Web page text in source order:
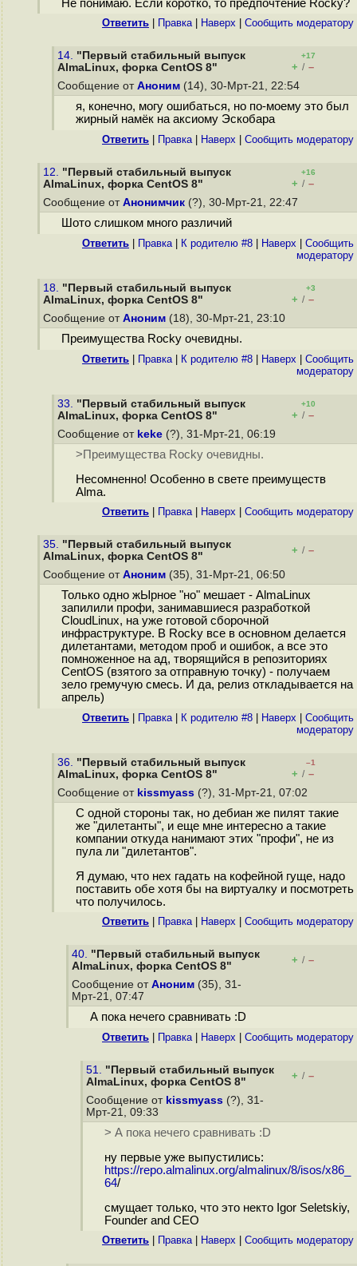
Не понимаю. Если коротко, то предпочтение Rocky?
Ответить Правка| Наверх Cообщить модератору
14. "Первый стабильный выпуск
AlmaLinux, форка CentOS 8"
+17
+ / –
Сообщение от Аноним (14), 30-Мрт-21, 22:54
я, конечно, могу ошибаться, но по-моему это был
жирный намёк на аксиому Эскобара
Ответить Правка| Наверх Cообщить модератору
12. "Первый стабильный выпуск
AlmaLinux, форка CentOS 8"
+16
+ / –
Сообщение от Анонимчик (?), 30-Мрт-21, 22:47
Шото слишком много различий
Ответить Правка| К родителю #8 Наверх
Cообщить
модератору
18. "Первый стабильный выпуск
AlmaLinux, форка CentOS 8"
+3
+ / –
Сообщение от Аноним (18), 30-Мрт-21, 23:10
Преимущества Rocky очевидны.
Ответить Правка| К родителю #8 Наверх
Cообщить
модератору
33. "Первый стабильный выпуск
AlmaLinux, форка CentOS 8"
+10
+ / –
Сообщение от keke (?), 31-Мрт-21, 06:19
>Преимущества Rocky очевидны.
Несомненно! Особенно в свете преимуществ
Alma.
Ответить Правка| Наверх Cообщить модератору
35. "Первый стабильный выпуск
AlmaLinux, форка CentOS 8"
+ / –
Сообщение от Аноним (35), 31-Мрт-21, 06:50
Только одно жЫрное "но" мешает - AlmaLinux
запилили профи, занимавшиеся разработкой
CloudLinux, на уже готовой сборочной
инфраструктуре. В Rocky все в основном делается
дилетантами, методом проб и ошибок, а все это
помноженное на ад, творящийся в репозиториях
CentOS (взятого за отправную точку) - получаем
зело гремучую смесь. И да, релиз откладывается на
апрель)
Ответить Правка| К родителю #8 Наверх
Cообщить
модератору
36. "Первый стабильный выпуск
AlmaLinux, форка CentOS 8"
–1
+ / –
Сообщение от kissmyass (?), 31-Мрт-21, 07:02
С одной стороны так, но дебиан же пилят такие
же "дилетанты", и еще мне интересно а такие
компании откуда нанимают этих "профи", не из
пула ли "дилетантов".
Я думаю, что нех гадать на кофейной гуще, надо
поставить обе хотя бы на виртуалку и посмотреть
что получилось.
Ответить Правка| Наверх Cообщить модератору
40. "Первый стабильный выпуск
AlmaLinux, форка CentOS 8"
+ / –
Сообщение от Аноним (35), 31-
Мрт-21, 07:47
А пока нечего сравнивать :D
Ответить Правка| Наверх Cообщить модератору
51. "Первый стабильный выпуск
AlmaLinux, форка CentOS 8"
+ / –
Сообщение от kissmyass (?), 31-
Мрт-21, 09:33
> А пока нечего сравнивать :D
ну первые уже выпустились:
https://repo.almalinux.org/almalinux/8/isos/x86_
64/
смущает только, что это некто Igor Seletskiy,
Founder and CEO
Ответить Правка| Наверх Cообщить модератору